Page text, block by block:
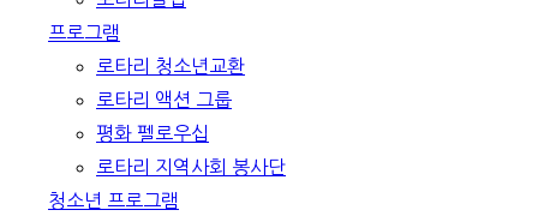
프로그램
로타리 청소년교환
로타리 액션 그룹
평화 펠로우십
로타리 지역사회 봉사단
청소년 프로그램